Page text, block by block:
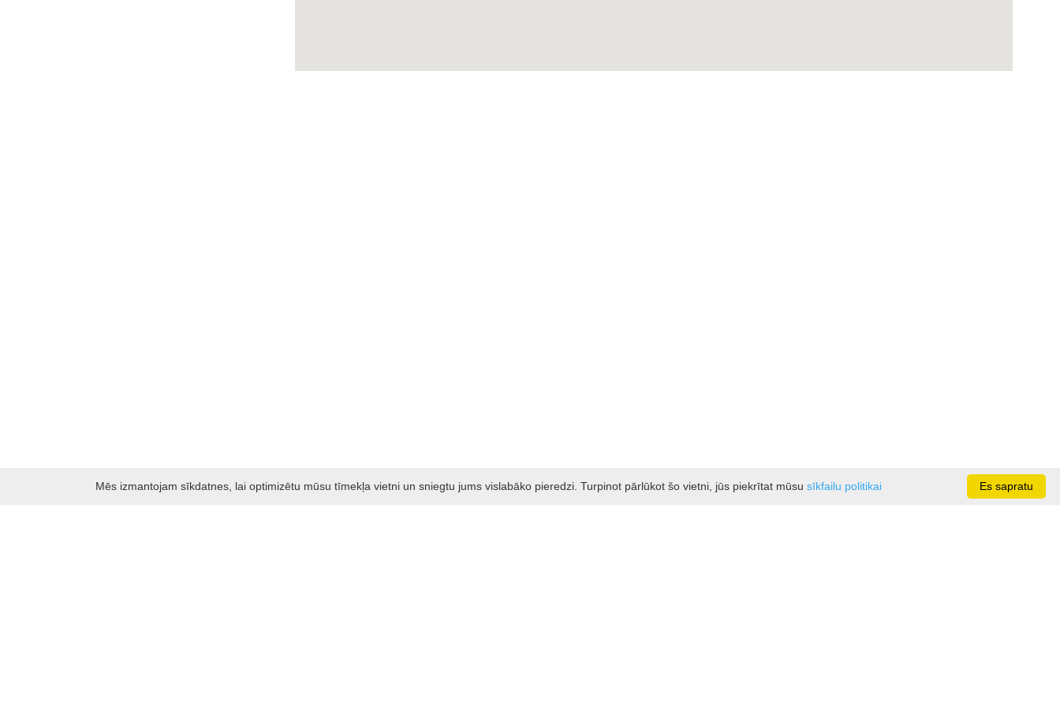
Es sapratu
Mēs izmantojam sīkdatnes, lai optimizētu mūsu tīmekļa vietni un sniegtu jums vislabāko pieredzi. Turpinot pārlūkot šo vietni, jūs piekrītat mūsu sīkfailu politikai